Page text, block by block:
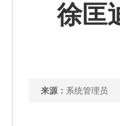
徐匡
来源： 系统管理员